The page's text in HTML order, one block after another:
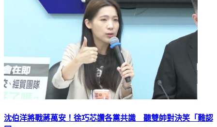
沈伯洋將戰蔣萬安！徐巧芯讚各黨共識 聽雙帥對決笑「難認